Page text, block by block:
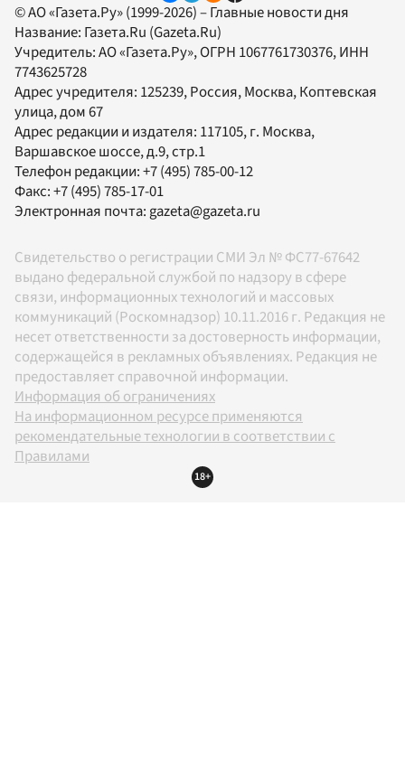
© АО «Газета.Ру» (1999-2026) – Главные новости дня
Название: Газета.Ru (Gazeta.Ru)
Учредитель:АО «Газета.Ру», ОГРН 1067761730376, ИНН
7743625728
Адрес учредителя: 125239, Россия, Москва, Коптевская
улица, дом 67
Адрес редакции и издателя: 117105, г. Москва,
Варшавское шоссе, д.9, стр.1
Телефон редакции:+7 (495) 785-00-12
Факс:+7 (495) 785-17-01
Электронная почта:gazeta@gazeta.ru
Свидетельство о регистрации СМИ Эл № ФС77-67642
выдано федеральной службой по надзору в сфере
связи, информационных технологий и массовых
коммуникаций (Роскомнадзор) 10.11.2016 г. Редакция не
несет ответственности за достоверность информации,
содержащейся в рекламных объявлениях. Редакция не
предоставляет справочной информации.
Информация об ограничениях
На информационном ресурсе применяются
рекомендательные технологии в соответствии с
Правилами
18+